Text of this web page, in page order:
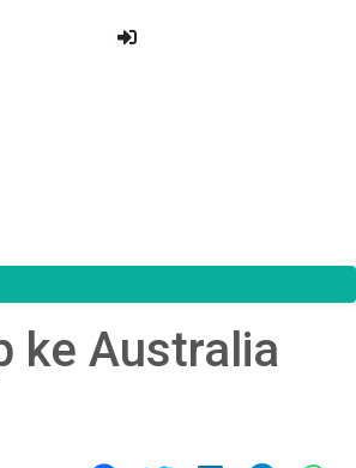
ke Australia